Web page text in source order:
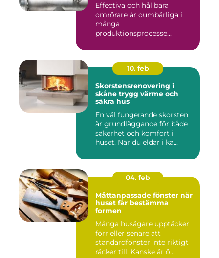
Effectiva och hållbara
omrörare är oumbärliga i
många
produktionsprocesse...
10. feb
Skorstensrenovering i
skåne trygg värme och
säkra hus
En väl fungerande skorsten
är grundläggande för både
säkerhet och komfort i
huset. När du eldar i ka...
04. feb
Måttanpassade fönster när
huset får bestämma
formen
Många husägare upptäcker
förr eller senare att
standardfönster inte riktigt
räcker till. Kanske är ö...